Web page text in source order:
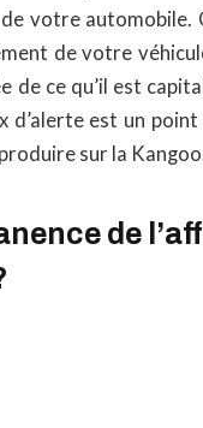
votre automobile.
de votre
de ce qu’il est
d’alerte est un
sur la
de